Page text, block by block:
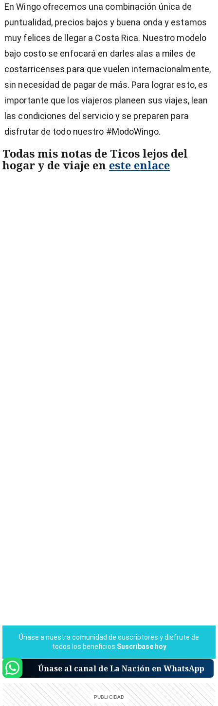
En Wingo ofrecemos una combinación única de
puntualidad, precios bajos y buena onda y estamos
muy felices de llegar a Costa Rica. Nuestro modelo
bajo costo se enfocará en darles alas a miles de
costarricenses para que vuelen internacionalmente,
sin necesidad de pagar de más. Para lograr esto, es
importante que los viajeros planeen sus viajes, lean
las condiciones del servicio y se preparen para
disfrutar de todo nuestro #ModoWingo.
Todas mis notas de Ticos lejos del
hogar y de viaje en este enlace
Únase al canal de La Nación en WhatsApp